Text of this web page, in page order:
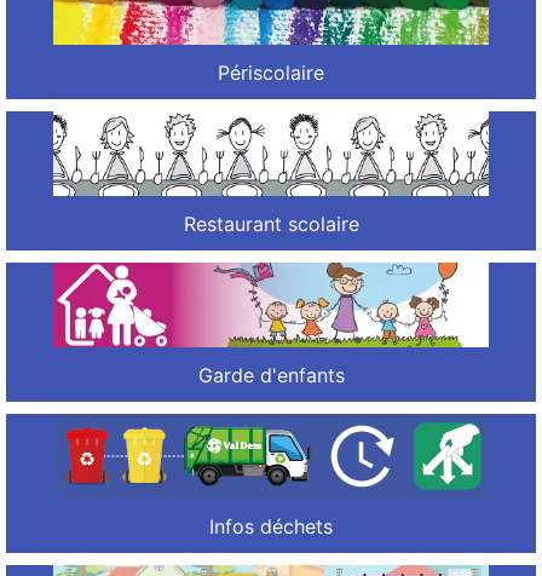
Périscolaire
Restaurant scolaire
Garde d'enfants
Infos déchets